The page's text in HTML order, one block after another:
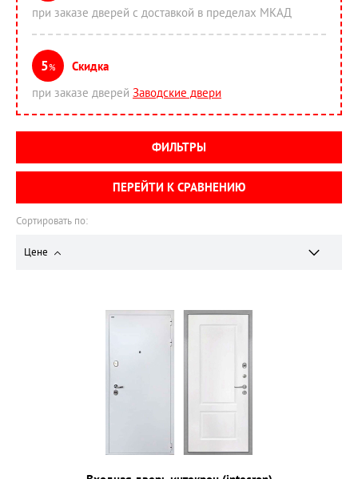
Сортировать по:
Цене
при заказе дверей с доставкой в пределах МКАД
5%
Скидка
при заказе дверей Заводские двери
ФИЛЬТРЫ
ПЕРЕЙТИ К СРАВНЕНИЮ